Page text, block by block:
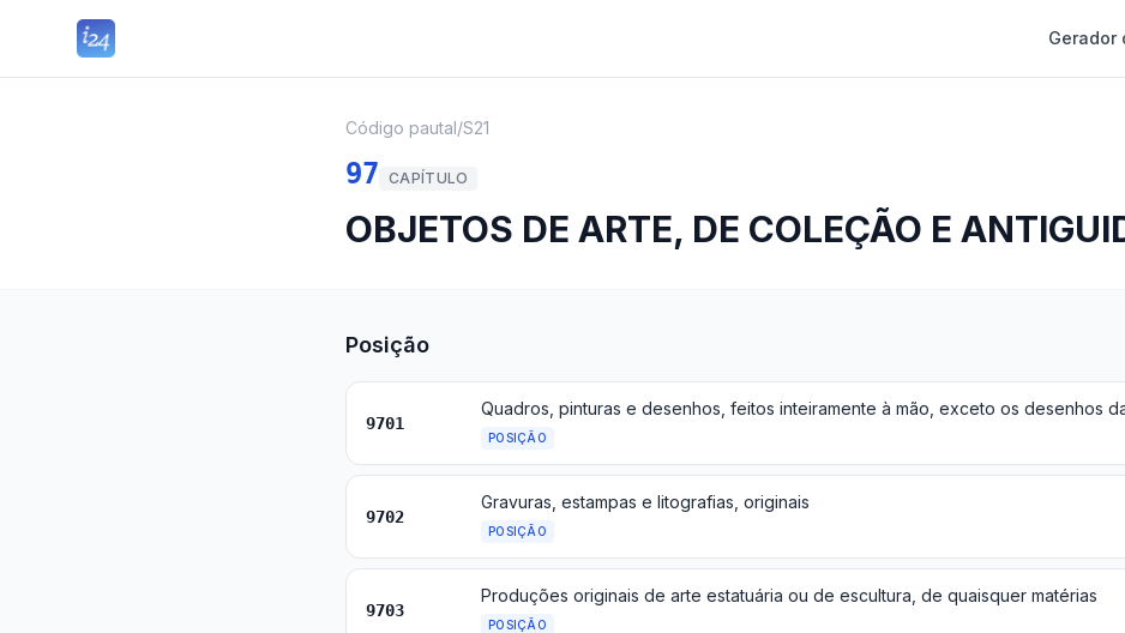
Gerador
Código pautal/S21
97 CAPÍTULO
OBJETOS DE ARTE, DE COLEÇÃO E
Posição
9701
POSIÇÃO
9702
Gravuras, estampas e litografias, originais
POSIÇÃO
9703
Produções originais de arte estatuária ou de escultura, de quaisquer matérias
POSIÇÃO